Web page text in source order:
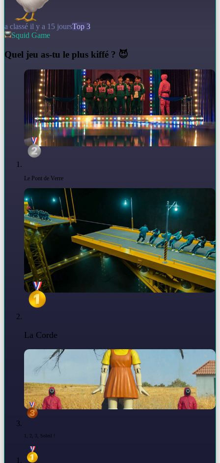
a classé il y a 15 joursTop 3
Squid Game
Quel jeu as-tu le plus kiffé ? 😈
Le Pont de Verre
La Corde
1, 2, 3, Soleil !